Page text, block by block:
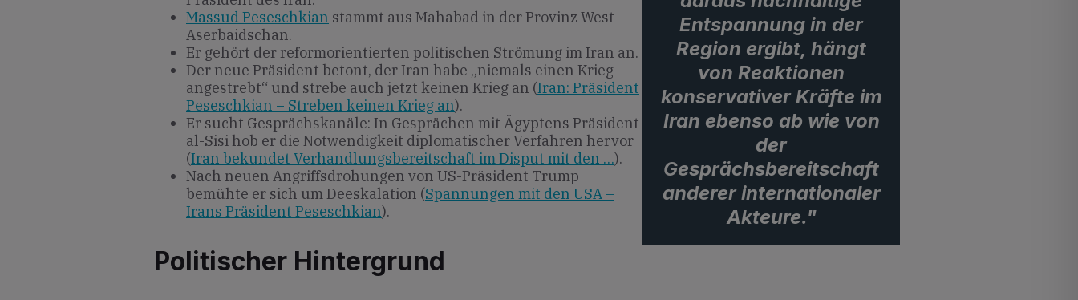
Massud Peseschkian stammt aus Mahabad in der Provinz West-
Aserbaidschan.
Er gehört der reformorientierten politischen Strömung im Iran an.
Der neue Präsident betont, der Iran habe „niemals einen Krieg
angestrebt“ und strebe auch jetzt keinen Krieg an (Iran: Präsident
Peseschkian – Streben keinen Krieg an).
Er sucht Gesprächskanäle: In Gesprächen mit Ägyptens Präsident
al-Sisi hob er die Notwendigkeit diplomatischer Verfahren hervor
(Iran bekundet Verhandlungsbereitschaft im Disput mit den …).
Nach neuen Angriffsdrohungen von US-Präsident Trump
bemühte er sich um Deeskalation (Spannungen mit den USA –
Irans Präsident Peseschkian).
Politischer Hintergrund
Entspannung in der
Region ergibt, hängt
von Reaktionen
konservativer Kräfte im
Iran ebenso ab wie von
der
Gesprächsbereitschaft
anderer internationaler
Akteure."